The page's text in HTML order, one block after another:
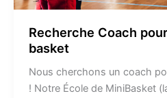
Recherche Coach
basket
Nous cherchons un coach
! Notre École de MiniBasket